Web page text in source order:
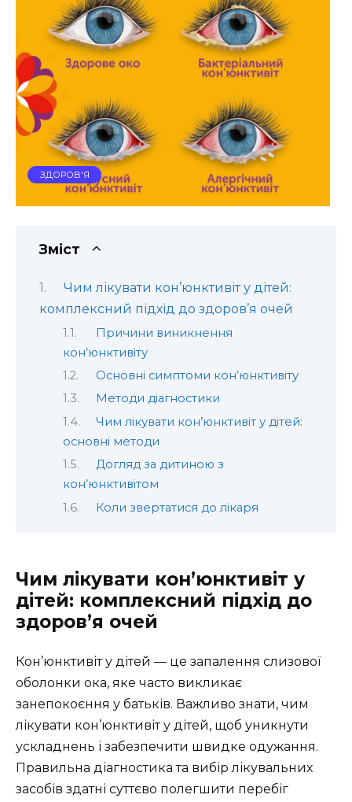
ЗДОРОВ'Я
Зміст
Чим лікувати кон’юнктивіт у дітей:
комплексний підхід до здоров’я очей
Причини виникнення
кон’юнктивіту
Основні симптоми кон’юнктивіту
Методи діагностики
Чим лікувати кон’юнктивіт у дітей:
основні методи
Догляд за дитиною з
кон’юнктивітом
Коли звертатися до лікаря
Чим лікувати кон’юнктивіт у
дітей: комплексний підхід до
здоров’я очей
Кон’юнктивіт у дітей — це запалення слизової
оболонки ока, яке часто викликає
занепокоєння у батьків. Важливо знати, чим
лікувати кон’юнктивіт у дітей, щоб уникнути
ускладнень і забезпечити швидке одужання.
Правильна діагностика та вибір лікувальних
засобів здатні суттєво полегшити перебіг